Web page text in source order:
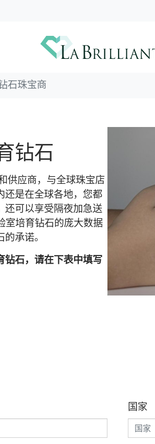
石珠宝商
钻石
供应商，与全球珠宝店
还是在全球各地，您都
还可以享受隔夜加急送
室培育钻石的庞大数据
承诺。
钻石，请在下表中填写
国家